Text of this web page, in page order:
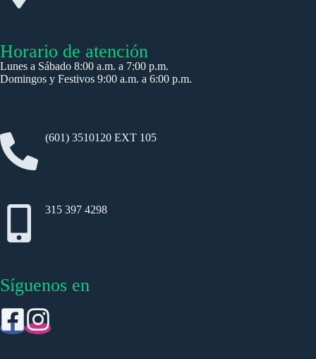
Horario de atención
Lunes a Sábado 8:00 a.m. a 7:00 p.m.
Domingos y Festivos 9:00 a.m. a 6:00 p.m.
(601) 3510120 EXT 105
315 397 4298
Síguenos en